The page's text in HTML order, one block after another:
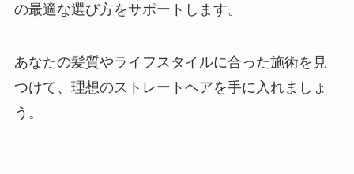
の最適な選び方をサポートします。
あなたの髪質やライフスタイルに合った施術を見
つけて、理想のストレートヘアを手に入れましょ
う。